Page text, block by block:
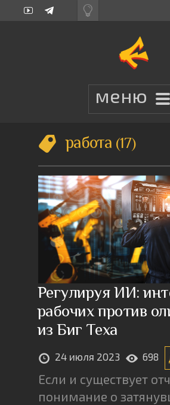
работа 17
Регулируя ИИ:
рабочих против
из Биг Теха
24 июля 2023 698
Если и существует
понимание о